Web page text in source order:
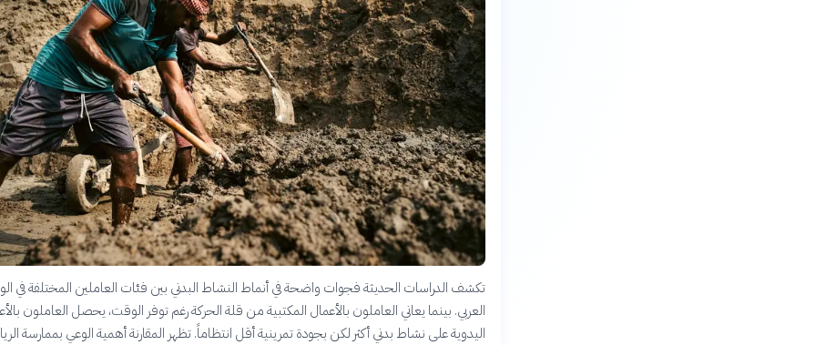
تكشف الدراسات الحديثة فجوات واضحة في أنماط النشاط البدني بين فئات العاملين المختلفة في
العربي. بينما يعاني العاملون بالأعمال المكتبية من قلة الحركة رغم توفر الوقت، يحصل العاملون
اليدوية على نشاط بدني أكثر لكن بجودة تمرينية أقل انتظاماً. تظهر المقارنة أهمية الوعي بممارسة